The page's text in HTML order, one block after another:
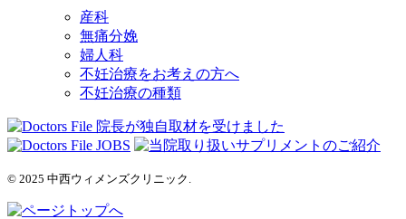
産科
無痛分娩
婦人科
不妊治療をお考えの方へ
不妊治療の種類
© 2025 中西ウィメンズクリニック.